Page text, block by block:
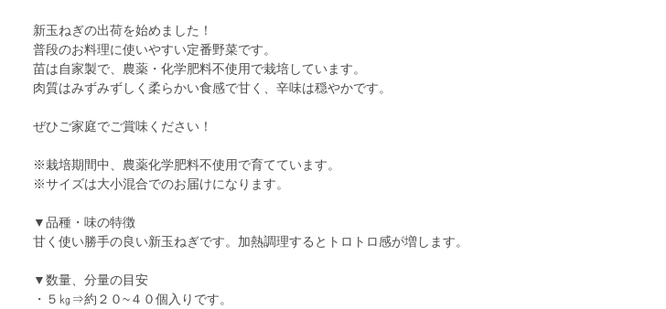
新玉ねぎの出荷を始めました！
普段のお料理に使いやすい定番野菜です。
苗は自家製で、農薬・化学肥料不使用で栽培しています。
肉質はみずみずしく柔らかい食感で甘く、辛味は穏やかです。
ぜひご家庭でご賞味ください！
※栽培期間中、農薬化学肥料不使用で育てています。
※サイズは大小混合でのお届けになります。
▼品種・味の特徴
甘く使い勝手の良い新玉ねぎです。加熱調理するとトロトロ感が増します。
▼数量、分量の目安
・５㎏⇒約２０~４０個入りです。